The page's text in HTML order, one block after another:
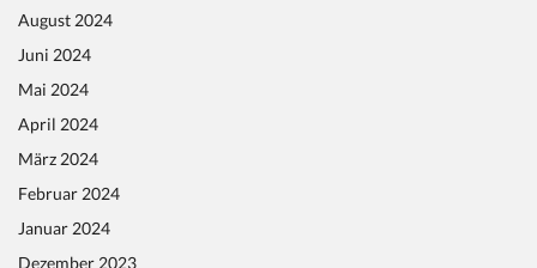
August 2024
Juni 2024
Mai 2024
April 2024
März 2024
Februar 2024
Januar 2024
Dezember 2023